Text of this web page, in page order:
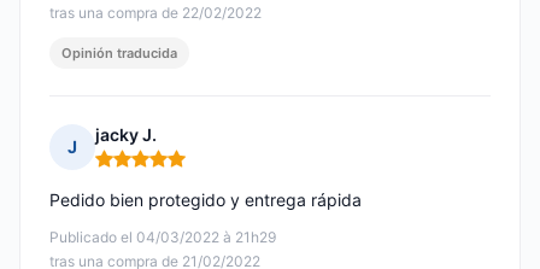
tras una compra de 22/02/2022
Opinión traducida
J
jacky J.
Nota: 5 de 5
Publicado el 04/03/2022 à 21h29
tras una compra de 21/02/2022
Pedido bien protegido y entrega rápida